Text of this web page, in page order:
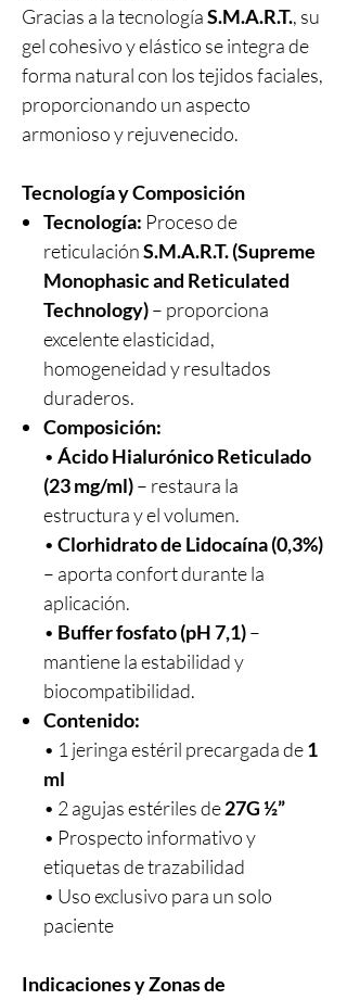
Gracias a la tecnologíaS.M.A.R.T., su
gel cohesivo y elástico se integra de
forma natural con los tejidos faciales,
proporcionando un aspecto
armonioso y rejuvenecido.
Tecnología y Composición
Tecnología: Proceso de
reticulaciónS.M.A.R.T. (Supreme
Monophasic and Reticulated
Technology)– proporciona
excelente elasticidad,
homogeneidad y resultados
duraderos.
Composición:
• Ácido Hialurónico Reticulado
(23 mg/ml)– restaura la
estructura y el volumen.
• Clorhidrato de Lidocaína (0,3%)
– aporta confort durante la
aplicación.
• Buffer fosfato (pH 7,1)–
mantiene la estabilidad y
biocompatibilidad.
Contenido:
• 1 jeringa estéril precargada de1
ml
• 2 agujas estériles de27G ½”
• Prospecto informativo y
etiquetas de trazabilidad
• Uso exclusivo para un solo
paciente
Indicaciones y Zonas de